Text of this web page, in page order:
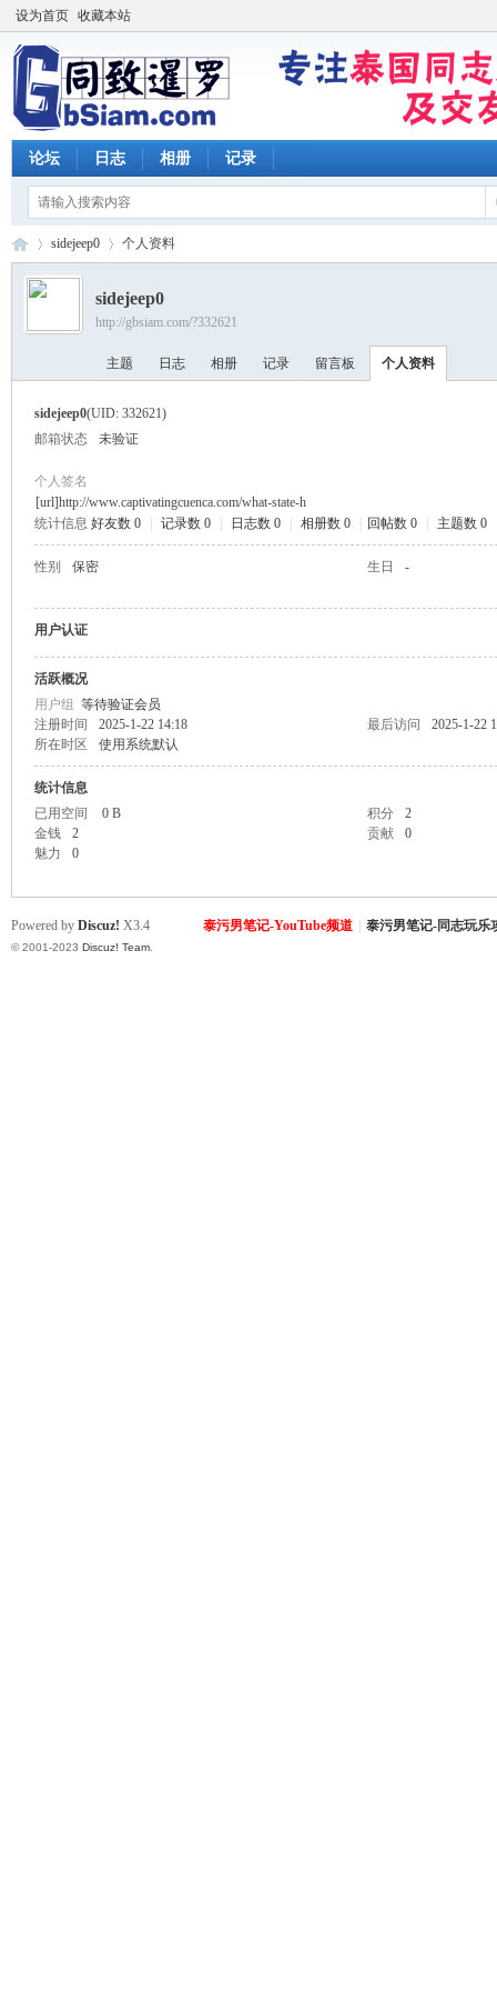
设为首页 收藏本站
论坛 日志 相册 记录
›
sidejeep0 个人资料
sidejeep0
http://gbsiam.com/?332621
主题 日志 相册 记录 留言板 个人资料
sidejeep0(UID: 332621)
邮箱状态
未验证
个人签名
[url]http://www.captivatingcuenca.com/what-state-h
统计信息 好友数 0 记录数 0 日志数 0 相册数 0 回帖数 0 主题数 0
性别 保密 生日 -
用户认证
活跃概况
用户组 等待验证会员
注册时间
2025-1-22 14:18 最后访问
2025-1-22
所在时区
使用系统默认
统计信息
已用空间
0 B 积分
2
金钱
2 贡献
0
魅力
0
泰污男笔记-YouTube频道 泰污男笔记-同志玩乐
Powered by Discuz! X3.4
© 2001-2023 Discuz! Team.